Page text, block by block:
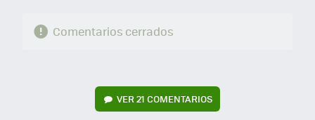
Comentarios cerrados
VER21 COMENTARIOS